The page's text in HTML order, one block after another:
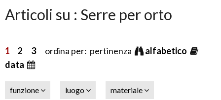
Articoli su : Serre per orto
1 2 3ordina per: pertinenza
alfabetico
data
funzione luogo materiale